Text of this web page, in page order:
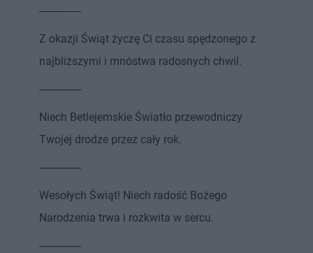
---------------
Z okazji Świąt życzę Ci czasu spędzonego z
najbliższymi i mnóstwa radosnych chwil.
---------------
Niech Betlejemskie Światło przewodniczy
Twojej drodze przez cały rok.
---------------
Wesołych Świąt! Niech radość Bożego
Narodzenia trwa i rozkwita w sercu.
---------------